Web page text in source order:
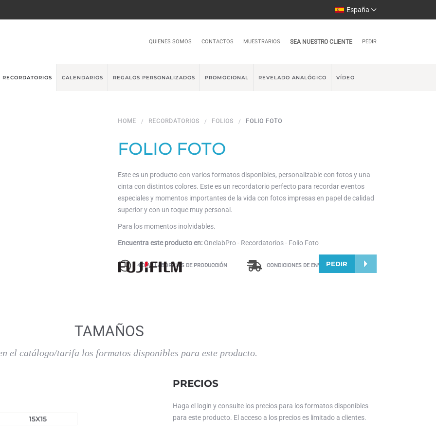
España
QUIENES SOMOS CONTACTOS MUESTRARIOS SEA NUESTRO CLIENTE PEDIR
RECORDATORIOS CALENDARIOS REGALOS PERSONALIZADOS PROMOCIONAL REVELADO ANALÓGICO VÍDEO
HOME RECORDATORIOS FOLIOS FOLIO FOTO
FOLIO FOTO
Este es un producto con varios formatos disponibles, personalizable con fotos y una
cinta con distintos colores. Este es un recordatorio perfecto para recordar eventos
especiales y momentos importantes de la vida con fotos impresas en papel de calidad
superior y con un toque muy personal.
Para los momentos inolvidables.
Encuentra este producto en:OnelabPro - Recordatorios - Folio Foto
4 DÍAS LABORALES DE PRODUCCIÓN CONDICIONES DE ENVÍO PEDIR
TAMAÑOS
el catálogo/tarifa los formatos disponibles para este producto.
15X15
PRECIOS
Haga el login y consulte los precios para los formatos disponibles
para este producto. El acceso a los precios es limitado a clientes.